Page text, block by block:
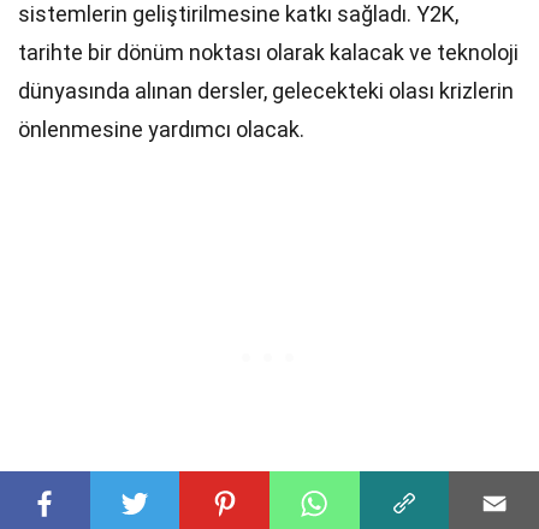
sistemlerin geliştirilmesine katkı sağladı. Y2K,
tarihte bir dönüm noktası olarak kalacak ve teknoloji
dünyasında alınan dersler, gelecekteki olası krizlerin
önlenmesine yardımcı olacak.